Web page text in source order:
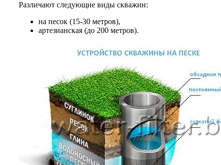
Различают следующие виды скважин:
на песок (15-30 метров),
артезианская (до 200 метров).